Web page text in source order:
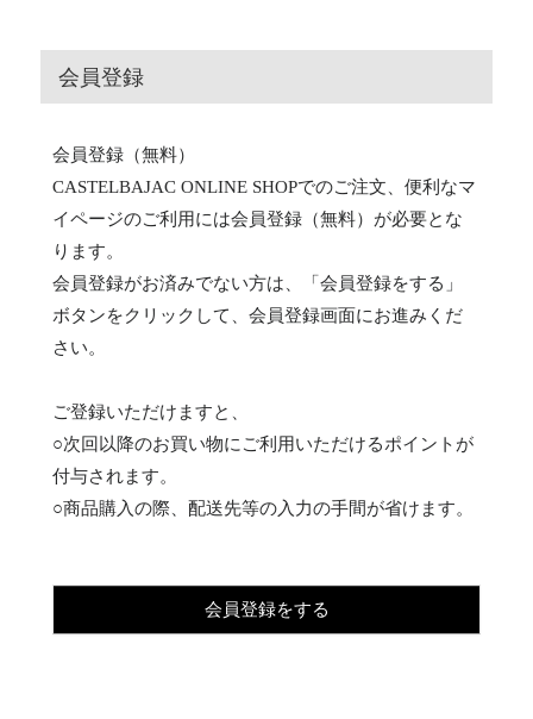
会員登録
会員登録（無料）
CASTELBAJAC ONLINE SHOPでのご注文、便利なマ
イページのご利用には会員登録（無料）が必要とな
ります。
会員登録がお済みでない方は、「会員登録をする」
ボタンをクリックして、会員登録画面にお進みくだ
さい。
ご登録いただけますと、
○次回以降のお買い物にご利用いただけるポイントが
付与されます。
○商品購入の際、配送先等の入力の手間が省けます。
会員登録をする